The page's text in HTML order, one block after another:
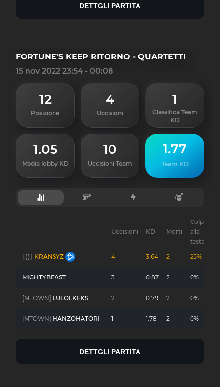
DETTGLI PARTITA
12
Posizione
4
Uccisioni
1
Classifica Team
KD
1.05
Media lobby KD
10
Uccisioni Team
1.77
Team KD
FORTUNE’S KEEP RITORNO - QUARTETTI
15 nov 2022 23:54 - 00:08
Uccisioni KD Morti
Colpi
alla
testa
[.)(.] KRANSYZ 4 3.64 2 25%
MIGHTYBEAST 3 0.87 2 0%
[MTOWN] LULOLKEKS 2 0.79 2 0%
[MTOWN] HANZOHATORI 1 1.78 2 0%
DETTGLI PARTITA